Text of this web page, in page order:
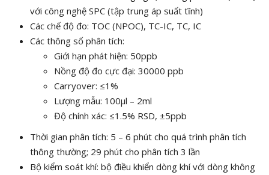
với công nghệ SPC (tập trung áp suất tĩnh)
Các chế độ đo: TOC (NPOC), TC-IC, TC, IC
Các thông số phân tích:
Giới hạn phát hiện: 50ppb
Nồng độ đo cực đại: 30000 ppb
Carryover: ≤1%
Lượng mẫu: 100µl – 2ml
Độ chính xác: ≤1.5% RSD, ±5ppb
Thời gian phân tích: 5 – 6 phút cho quá trình phân tích
thông thường; 29 phút cho phân tích 3 lần
Bộ kiểm soát khí: bộ điều khiển dòng khí với dòng không